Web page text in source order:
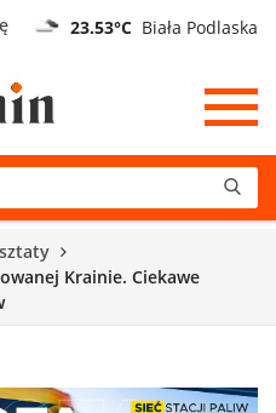
23.53°C Biała Podlaska
Krainie. Ciekawe